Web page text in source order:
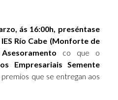
ás 16:00h, preséntase
Río Cabe (Monforte de
co que o
Empresariais Semente
premios que se entregan aos